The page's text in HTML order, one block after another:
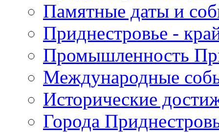
Памятные даты и
Приднестровье -
Промышленность
Международные
Исторические
Города